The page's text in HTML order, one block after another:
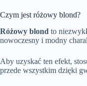
Czym jest różowy blond?
Różowy blond to
nowoczesny i modny
Aby uzyskać ten efekt,
przede wszystkim dzięki